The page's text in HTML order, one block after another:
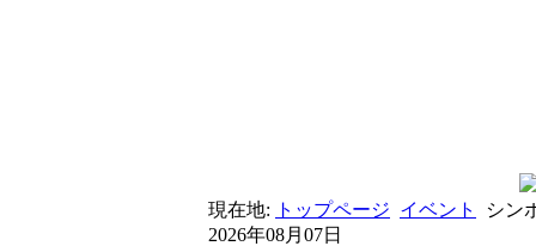
現在地: トップページ イベント
シン
2026年08月07日